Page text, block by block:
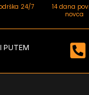
24/7
14 dana
novca
PUTEM